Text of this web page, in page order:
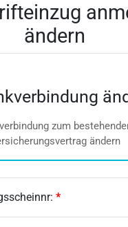
ändern
zum
ändern
*